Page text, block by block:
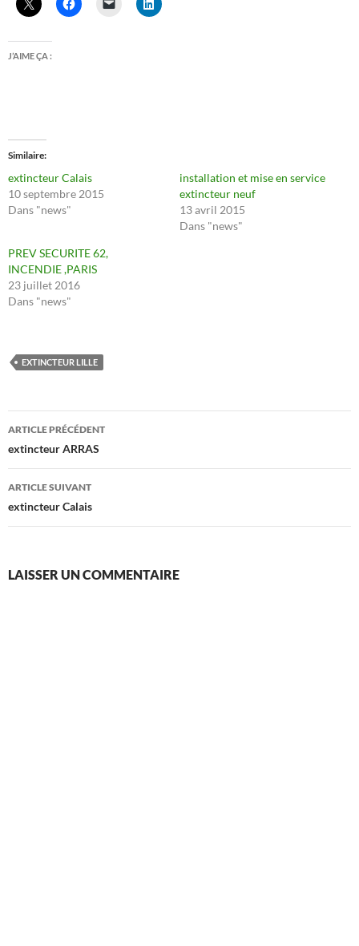
J’AIME ÇA :
Similaire
extincteur Calais
10 septembre 2015
Dans "news"
installation et mise en service
extincteur neuf
13 avril 2015
Dans "news"
PREV SECURITE 62,
INCENDIE ,PARIS
23 juillet 2016
Dans "news"
EXTINCTEUR LILLE
Navigation
des
articles
ARTICLE PRÉCÉDENT
extincteur ARRAS
ARTICLE SUIVANT
extincteur Calais
LAISSER UN COMMENTAIRE